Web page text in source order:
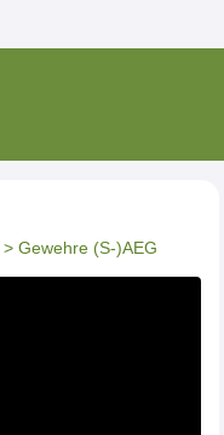
> Gewehre (S-)AEG